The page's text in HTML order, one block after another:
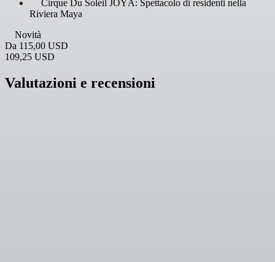
Cirque Du Soleil JOYÀ: Spettacolo di residenti nella
Riviera Maya
Novità
Da 115,00 USD
109,25 USD
Valutazioni e recensioni